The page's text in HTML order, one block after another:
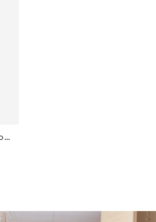
GUIDO MARIA KRETSCHMER FOR BRIDGERTON